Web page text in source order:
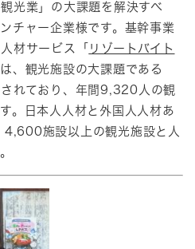
光業」の大課題を解決すべ
チャー企業様です。基幹事業
材サービス「 リゾートバイト
、観光施設の大課題である
されており、年間9,320人の観
。日本人人材と外国人人材あ
4,600施設以上の観光施設と人